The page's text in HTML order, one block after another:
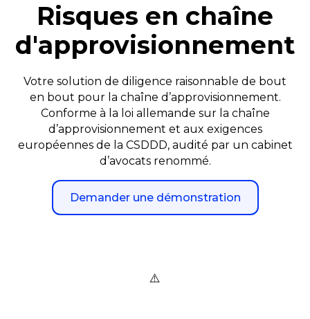
Risques en chaîne
d'approvisionnement
Votre solution de diligence raisonnable de bout
en bout pour la chaîne d’approvisionnement.
Conforme à la loi allemande sur la chaîne
d’approvisionnement et aux exigences
européennes de la CSDDD, audité par un cabinet
d’avocats renommé.
Demander une démonstration